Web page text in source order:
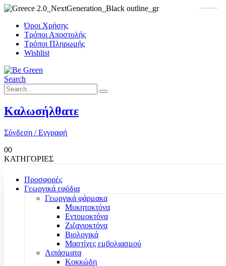
Όροι Χρήσης
Τρόποι Αποστολής
Τρόποι Πληρωμής
Wishlist
Search
Καλωσήλθατε
Σύνδεση / Εγγραφή
00
ΚΑΤΗΓΟΡΙΕΣ
Προσφορές
Γεωργικά εφόδια
Γεωργικά φάρμακα
Μυκητοκτόνα
Εντομοκτόνα
Ζιζανιοκτόνα
Βιολογικά
Μαστίχες εμβολιασμού
Λιπάσματα
Κοκκώδη